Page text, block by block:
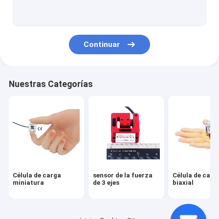
Célula de carga del botón de la carga
Célula de carga de Digitaces
Célula de carga del perno de la carga
A través de la célula de carga del agujero
Arduino de la célula de carga
Continuar
Nuestras Categorías
Célula de carga
miniatura
sensor de la fuerza
de 3 ejes
Célula de
biaxial